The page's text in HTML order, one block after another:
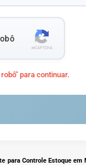
para continuar.
para Controle Estoque em